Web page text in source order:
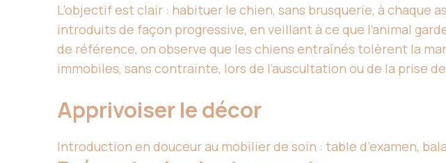
L’objectif est clair : habituer le chien, sans brusquerie, à chaque
introduits de façon progressive, en veillant à ce que l’animal
de référence, on observe que les chiens entraînés tolèrent la
immobiles, sans contrainte, lors de l’auscultation ou de la prise
Apprivoiser le décor
Introduction en douceur au mobilier de soin : table d’examen,